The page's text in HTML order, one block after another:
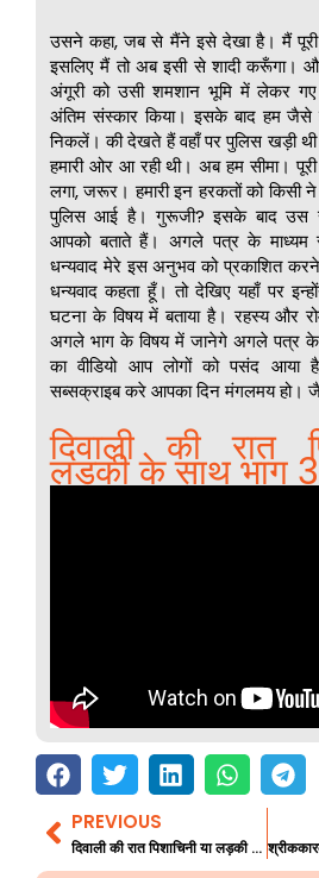
उसने कहा, जब से मैंने इसे देखा है। मैं पूरी
इसलिए मैं तो अब इसी से शादी करूँगा।
अंगूरी को उसी शमशान भूमि में लेकर
अंतिम संस्कार किया। इसके बाद हम जैसे
निकलें। की देखते हैं वहाँ पर पुलिस खड़ी
हमारी ओर आ रही थी। अब हम सीमा।
लगा, जरूर। हमारी इन हरकतों को किसी
पुलिस आई है। गुरूजी? इसके बाद उस
आपको बताते हैं। अगले पत्र के
धन्यवाद मेरे इस अनुभव को प्रकाशित
धन्यवाद कहता हूँ। तो देखिए यहाँ पर
घटना के विषय में बताया है। रहस्य और
अगले भाग के विषय में जानेगे अगले पत्र
का वीडियो आप लोगों को पसंद
सब्सक्राइब करे आपका दिन मंगलमय हो। जै
दिवाली की रात
लड़की के साथ भाग 3
Prev
PREVIOUS
दिवाली की रात पिशाचिनी या लड़की के साथ भाग 1